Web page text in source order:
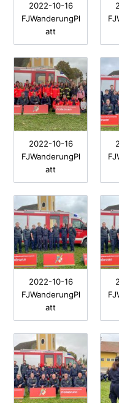
2022-10-16
FJWanderungPl
att
2022-10-16
FJWanderungPl
att
2022-10-16
FJWanderungPl
att